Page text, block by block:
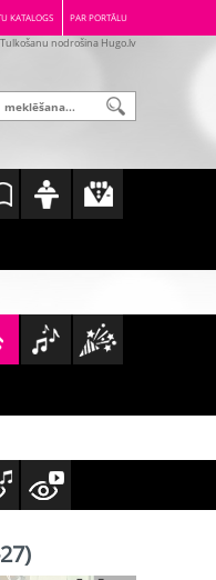
KATALOGS PAR PORTĀLU
Tulkošanu nodrošina Hugo.lv